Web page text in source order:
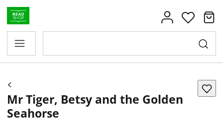
Mr Tiger, Betsy and the Golden
Seahorse